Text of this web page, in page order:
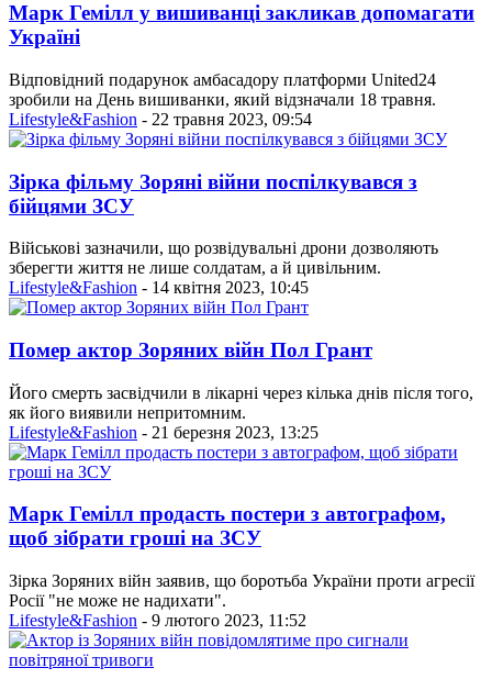
Марк Гемілл у вишиванці закликав допомагати
Україні
Відповідний подарунок амбасадору платформи United24
зробили на День вишиванки, який відзначали 18 травня.
Lifestyle&Fashion - 22 травня 2023, 09:54
Зірка фільму Зоряні війни поспілкувався з
бійцями ЗСУ
Військові зазначили, що розвідувальні дрони дозволяють
зберегти життя не лише солдатам, а й цивільним.
Lifestyle&Fashion - 14 квітня 2023, 10:45
Помер актор Зоряних війн Пол Грант
Його смерть засвідчили в лікарні через кілька днів після того,
як його виявили непритомним.
Lifestyle&Fashion - 21 березня 2023, 13:25
Марк Гемілл продасть постери з автографом,
щоб зібрати гроші на ЗСУ
Зірка Зоряних війн заявив, що боротьба України проти агресії
Росії "не може не надихати".
Lifestyle&Fashion - 9 лютого 2023, 11:52